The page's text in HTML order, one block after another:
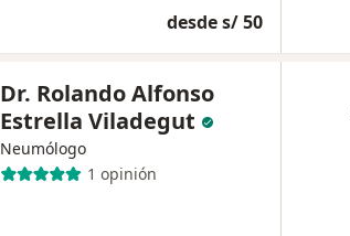
desde s/ 50
Dr. Rolando Alfonso
Estrella Viladegut
Neumólogo
1 opinión